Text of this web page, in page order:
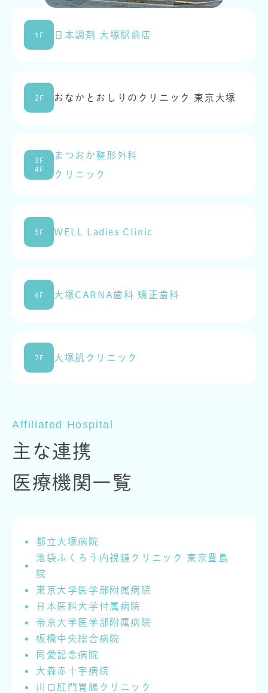
1F 日本調剤 大塚駅前店
2F おなかとおしりのクリニック 東京大塚
3F
4F
まつおか整形外科
クリニック
5F WELL Ladies Clinic
6F 大塚CARNA歯科 矯正歯科
7F 大塚肌クリニック
Affiliated Hospital
主な連携
医療機関一覧
都立大塚病院
池袋ふくろう内視鏡クリニック 東京豊島
院
東京大学医学部附属病院
日本医科大学付属病院
帝京大学医学部附属病院
板橋中央総合病院
同愛記念病院
大森赤十字病院
川口肛門胃腸クリニック